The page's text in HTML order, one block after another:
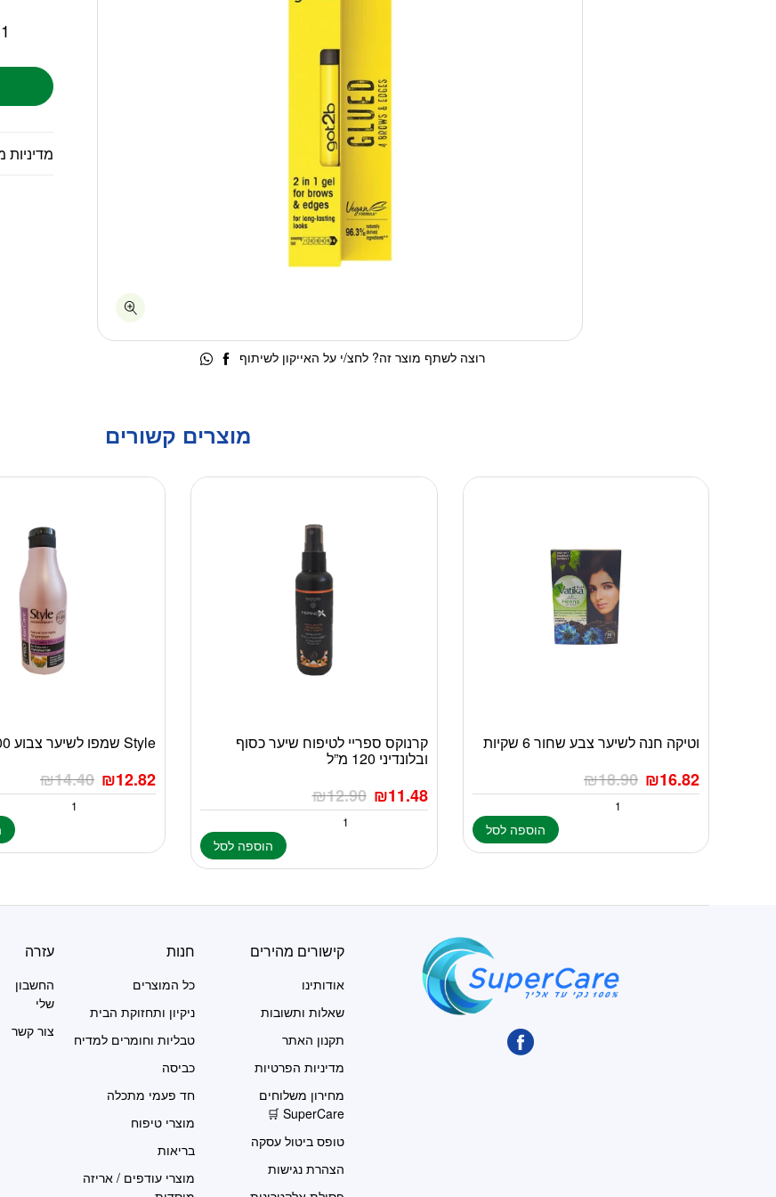
רוצה לשתף מוצר זה? לחצ/י על האייקון לשיתוף
מוצרים קשורים
וטיקה חנה לשיער צבע שחור 6 שקיות
₪18.90 ₪16.82
הוספה לסל
קרנוקס ספריי לטיפוח שיער כסוף
ובלונדיני 120 מ”ל
₪12.90 ₪11.48
הוספה לסל
Style שמפו לשיער צבוע 400 מ”ל
₪14.40 ₪12.82
קישורים מהירים
אודותינו
שאלות ותשובות
תקנון האתר
מדיניות הפרטיות
מחירון משלוחים
SuperCare 🛒
טופס ביטול עסקה
הצהרת נגישות
חנות
כל המוצרים
ניקיון ותחזוקת הבית
טבליות וחומרים למדיח
כביסה
חד פעמי מתכלה
מוצרי טיפוח
בריאות
מוצרי עודפים / אריזה
עזרה
החשבון
שלי
צור קשר